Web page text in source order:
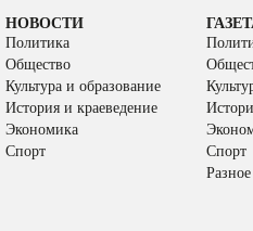
НОВОСТИ
Политика
Общество
Культура и образование
История и краеведение
Экономика
Спорт
Спорт
Разное